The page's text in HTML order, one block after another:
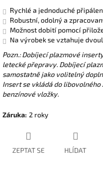
Rychlé a jednoduché
Robustní, odolný a
Možnost dobití pomocí
Na výrobek se vztahuje
Pozn.: Dobíjecí plazmové
letecké přepravy. Dobíjecí
samostatně jako volitelný
Insert se vkládá do
benzínové vložky.
Záruka: 2 roky
ZEPTAT SE HLÍDAT